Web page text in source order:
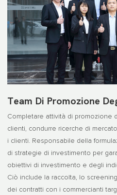
Team Di Promozione
Completare attività di promozione
clienti, condurre ricerche di
i clienti. Responsabile della
di strategie di investimento per
obiettivi di investimento e degli
Ciò include la raccolta, lo
dei contratti con i commercianti